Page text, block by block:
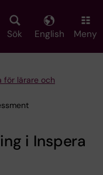
Sök English Meny
för lärare och
i Inspera